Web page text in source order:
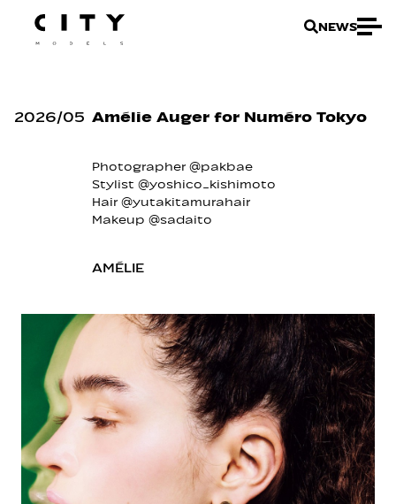
NEWS
2026/05 Amélie Auger for Numéro Tokyo
Photographer @pakbae
Stylist @yoshico_kishimoto
Hair @yutakitamurahair
Makeup @sadaito
AMÉLIE